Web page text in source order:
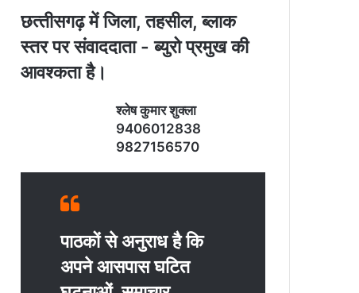
छत्‍तीसगढ़ में जिला, तहसील, ब्‍लाक
स्‍तर पर संवाददाता - ब्‍युरो प्रमुख की
आवश्‍कता है।
श्‍लेष कुमार शुक्‍ला
9406012838
9827156570
पाठकों से अनुराध है कि
अपने आसपास घटित